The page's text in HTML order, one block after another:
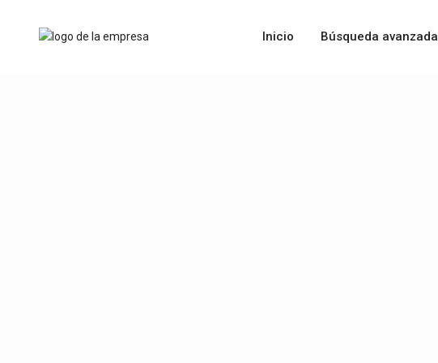
Inicio Búsqueda avanzada